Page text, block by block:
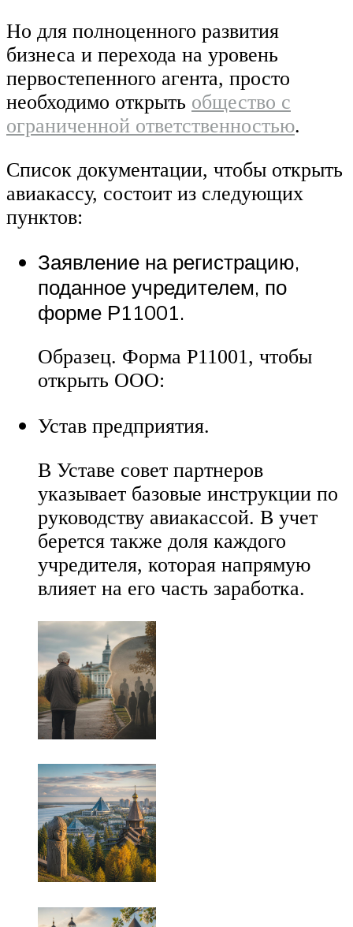
Но для полноценного развития
бизнеса и перехода на уровень
первостепенного агента, просто
необходимо открыть общество с
ограниченной ответственностью.
Список документации, чтобы открыть
авиакассу, состоит из следующих
пунктов:
Заявление на регистрацию,
поданное учредителем, по
форме Р11001.
Образец. Форма Р11001, чтобы
открыть ООО:
Устав предприятия.
В Уставе совет партнеров
указывает базовые инструкции по
руководству авиакассой. В учет
берется также доля каждого
учредителя, которая напрямую
влияет на его часть заработка.